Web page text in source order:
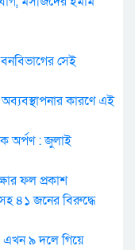
সেই
কারণে এই
অর্পণ : জুলাই
ফল প্রকাশ
৪১ জনের বিরুদ্ধে
৯ দলে গিয়ে